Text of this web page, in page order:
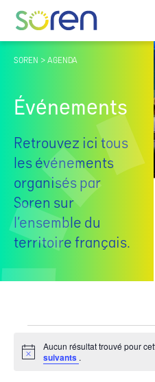
SOREN > AGENDA
Événements
Retrouvez ici tous
les événements
organisés par
Soren sur
l’ensemble du
territoire français.
Notice
Aucun résultat trouvé pour
suivants .